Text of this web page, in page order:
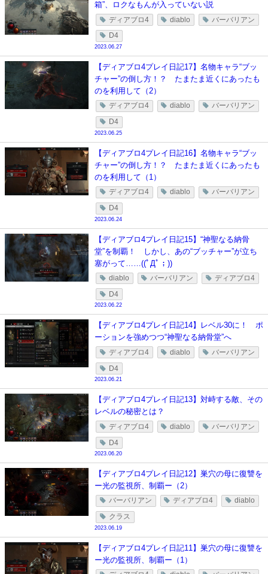
箱”、ロクなもんが入っていない説
ディアブロ4 diablo バーバリアン
D4
2023.06.27
【ディアブロ4プレイ日記17】名物キャラ“ブッ
チャー”の倒し方！？ たまたま近くにあったも
のを利用して（2）
ディアブロ4 diablo バーバリアン
D4
2023.06.25
【ディアブロ4プレイ日記16】名物キャラ“ブッ
チャー”の倒し方！？ たまたま近くにあったも
のを利用して（1）
ディアブロ4 diablo バーバリアン
D4
2023.06.24
【ディアブロ4プレイ日記15】“神聖なる納骨
堂”を制覇！ しかし、あの“ブッチャー”が立ち
塞がって……((ﾟДﾟ；))
diablo バーバリアン ディアブロ4
D4
2023.06.22
【ディアブロ4プレイ日記14】レベル30に！ ポ
ーションを強めつつ“神聖なる納骨堂”へ
ディアブロ4 diablo バーバリアン
D4
2023.06.21
【ディアブロ4プレイ日記13】対峙する敵、その
レベルの秘密とは？
ディアブロ4 diablo バーバリアン
D4
2023.06.20
【ディアブロ4プレイ日記12】巣穴の母に復讐を
ー光の監視所、制覇ー（2）
バーバリアン ディアブロ4 diablo
クラス
2023.06.19
【ディアブロ4プレイ日記11】巣穴の母に復讐を
ー光の監視所、制覇ー（1）